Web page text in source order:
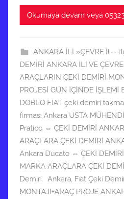
n
i
l
m
i
ş
N
n
2
0
2
5
t
a
r
i
h
i
n
Okumaya devam veya
ANKARA İLİ »ÇEVRE İl⇔
DEMİRİ ANKARA İLİ VE
ARAÇLARIN ÇEKİ DEMİRİ
PROJESİ GÜN İÇİNDE İŞLEMİ
DOBLO FİAT çeki demiri
firması Ankara USTA
Pratico ⇔ ÇEKİ DEMİRİ
ARAÇLARA ÇEKİ DEMİRİ
Ankara Ducato ⇔ ÇEKİ
MARKA ARAÇLARA ÇEKİ
Demiri Ankara, Fıat Çeki
MONTAJI+ARAÇ PROJE